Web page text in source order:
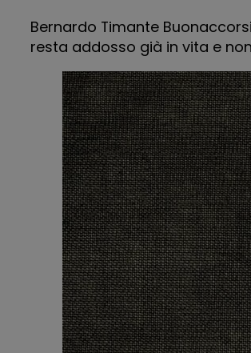
Bernardo Timante
resta addosso già in vita e